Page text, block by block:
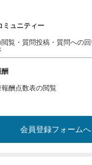
ミュニティー
覧・質問投稿・質問への
酬点数表の閲覧
会員登録フォームへ